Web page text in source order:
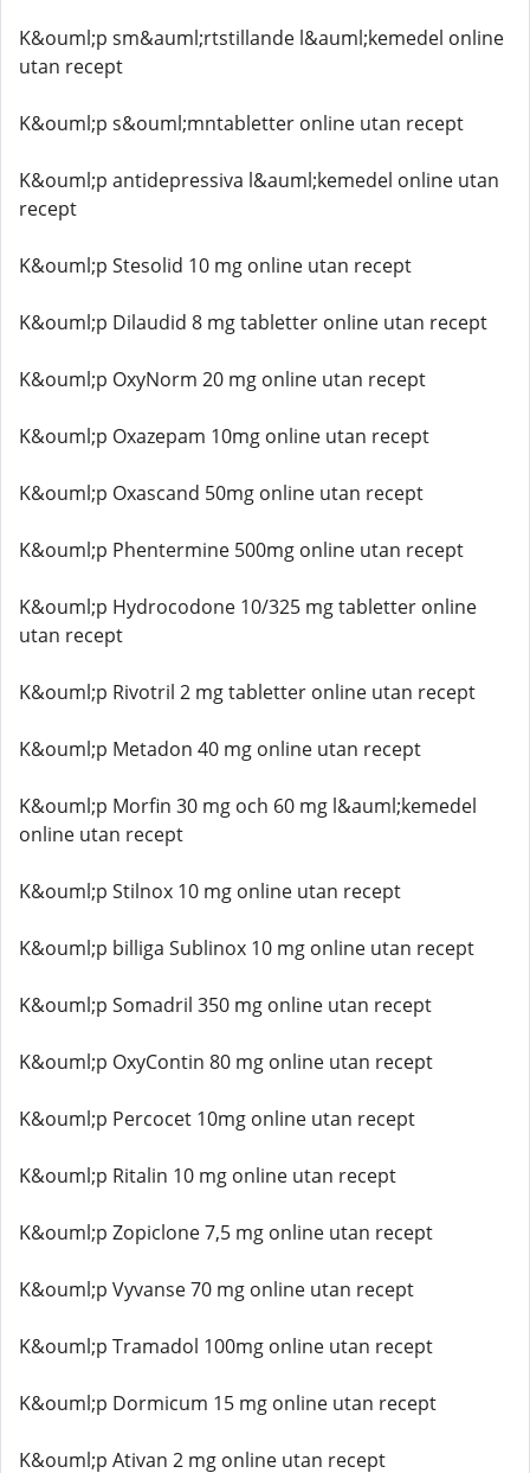
K&ouml;p sm&auml;rtstillande l&auml;kemedel online
utan recept
K&ouml;p s&ouml;mntabletter online utan recept
K&ouml;p antidepressiva l&auml;kemedel online utan
recept
K&ouml;p Stesolid 10 mg online utan recept
K&ouml;p Dilaudid 8 mg tabletter online utan recept
K&ouml;p OxyNorm 20 mg online utan recept
K&ouml;p Oxazepam 10mg online utan recept
K&ouml;p Oxascand 50mg online utan recept
K&ouml;p Phentermine 500mg online utan recept
K&ouml;p Hydrocodone 10/325 mg tabletter online
utan recept
K&ouml;p Rivotril 2 mg tabletter online utan recept
K&ouml;p Metadon 40 mg online utan recept
K&ouml;p Morfin 30 mg och 60 mg l&auml;kemedel
online utan recept
K&ouml;p Stilnox 10 mg online utan recept
K&ouml;p billiga Sublinox 10 mg online utan recept
K&ouml;p Somadril 350 mg online utan recept
K&ouml;p OxyContin 80 mg online utan recept
K&ouml;p Percocet 10mg online utan recept
K&ouml;p Ritalin 10 mg online utan recept
K&ouml;p Zopiclone 7,5 mg online utan recept
K&ouml;p Vyvanse 70 mg online utan recept
K&ouml;p Tramadol 100mg online utan recept
K&ouml;p Dormicum 15 mg online utan recept
K&ouml;p Ativan 2 mg online utan recept